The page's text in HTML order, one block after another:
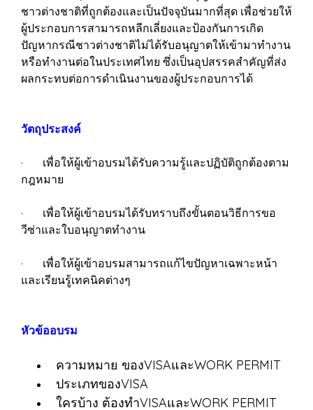
ชาวต่างชาติที่ถูกต้องและเป็นปัจจุบันมากที่สุด เพื่อช่วยให้
ผู้ประกอบการสามารถหลีกเลี่ยงและป้องกันการเกิด
ปัญหากรณีชาวต่างชาติไม่ได้รับอนุญาตให้เข้ามาทำงาน
หรือทำงานต่อในประเทศไทย ซึ่งเป็นอุปสรรคสำคัญที่ส่ง
ผลกระทบต่อการดำเนินงานของผู้ประกอบการได้
วัตถุประสงค์
· เพื่อให้ผู้เข้าอบรมได้รับความรู้และปฏิบัติถูกต้องตาม
กฎหมาย
· เพื่อให้ผู้เข้าอบรมได้รับทราบถึงขั้นตอนวิธีการขอ
วีซ่าและใบอนุญาตทำงาน
· เพื่อให้ผู้เข้าอบรมสามารถแก้ไขปัญหาเฉพาะหน้า
และเรียนรู้เทคนิคต่างๆ
หัวข้ออบรม
ความหมาย ของVISAและWORK PERMIT
ประเภทของVISA
ใครบ้าง ต้องทำVISAและWORK PERMIT